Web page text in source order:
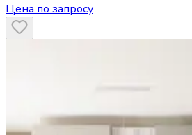
Цена по запросу